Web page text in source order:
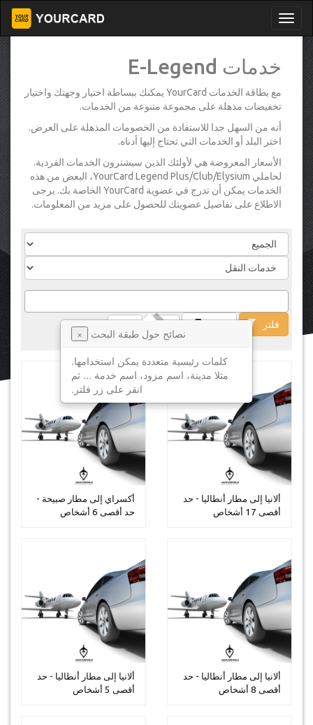
خدمات E-Legend
مع بطاقة الخدمات YourCard يمكنك ببساطة اختيار وجهتك واختيار
تخفيضات مذهلة على مجموعة متنوعة من الخدمات.
أنه من السهل جدا للاستفادة من الخصومات المذهلة على العرض.
اختر البلد أو الخدمات التي تحتاج إليها أدناه.
الأسعار المعروضة هي لأولئك الذين سيشترون الخدمات الفردية.
لحاملي YourCard Legend Plus/Club/Elysium، البعض من هذه
الخدمات يمكن أن تدرج في عضوية YourCard الخاصة بك. يرجى
الاطلاع على تفاصيل عضويتك للحصول على مزيد من المعلومات.
نصائح حول طبقة البحث
×
كلمات رئيسية متعددة يمكن استخدامها.
مثلا مدينة، اسم مزود، اسم خدمة ... ثم
انقر على زر فلتر.
فلتر
أكسراي إلى مطار صبيحة -
حد أقصى 6 أشخاص
ألانيا إلى مطار أنطاليا - حد
أقصى 17 أشخاص
ألانيا إلى مطار أنطاليا - حد
أقصى 5 أشخاص
ألانيا إلى مطار أنطاليا - حد
أقصى 8 أشخاص